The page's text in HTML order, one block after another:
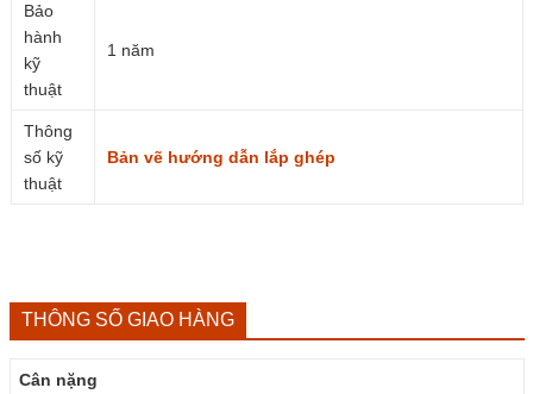
Bảo
hành
kỹ
thuật
1 năm
Thông
số kỹ
thuật
Bản vẽ hướng dẫn lắp ghép
THÔNG SỐ GIAO HÀNG
Cân nặng